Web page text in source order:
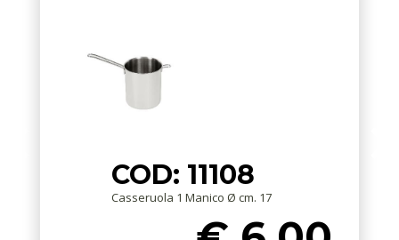
COD: 11108
Casseruola 1 Manico Ø cm. 17